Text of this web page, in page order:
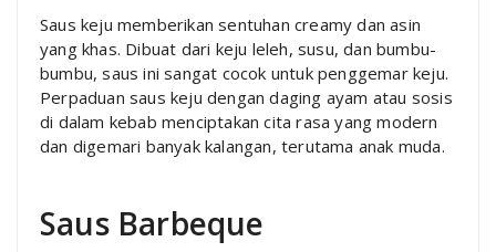
Saus keju memberikan sentuhan creamy dan asin
yang khas. Dibuat dari keju leleh, susu, dan bumbu-
bumbu, saus ini sangat cocok untuk penggemar keju.
Perpaduan saus keju dengan daging ayam atau sosis
di dalam kebab menciptakan cita rasa yang modern
dan digemari banyak kalangan, terutama anak muda.
Saus Barbeque